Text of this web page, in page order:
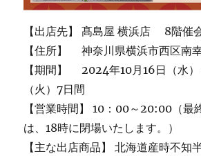
【出店先】 髙島屋 横浜店 8階催
【住所】 神奈川県横浜市西区南
【期間】 2024年10月16日（水
（火）7日間
【営業時間】 10：00～20:00（最
は、18時に閉場いたします。）
【主な出店商品】 北海道産時不知